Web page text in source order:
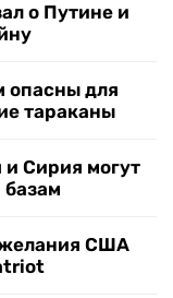
о Путине и
опасны для
тараканы
и Сирия могут
базам
США